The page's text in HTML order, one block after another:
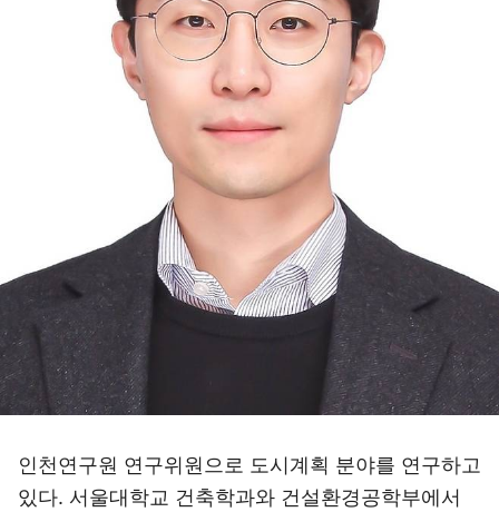
인천연구원 연구위원으로 도시계획 분야를 연구하고
있다. 서울대학교 건축학과와 건설환경공학부에서